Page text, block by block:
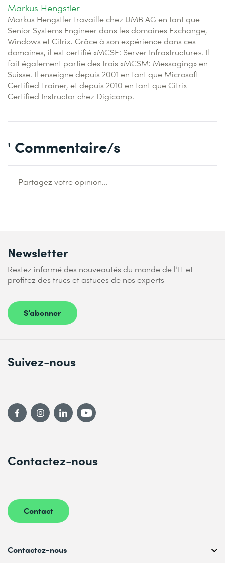
Markus Hengstler
Markus Hengstler travaille chez UMB AG en tant que
Senior Systems Engineer dans les domaines Exchange,
Windows et Citrix. Grâce à son expérience dans ces
domaines, il est certifié «MCSE: Server Infrastructure». Il
fait également partie des trois «MCSM: Messaging» en
Suisse. Il enseigne depuis 2001 en tant que Microsoft
Certified Trainer, et depuis 2010 en tant que Citrix
Certified Instructor chez Digicomp.
' Commentaire/s
Partagez votre opinion...
Newsletter
Restez informé des nouveautés du monde de l’IT et
profitez des trucs et astuces de nos experts
S’abonner
Contactez-nous
Contact
Suivez-nous
Contactez-nous